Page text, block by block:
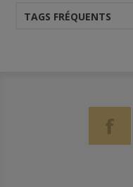
TAGS FRÉQUENTS